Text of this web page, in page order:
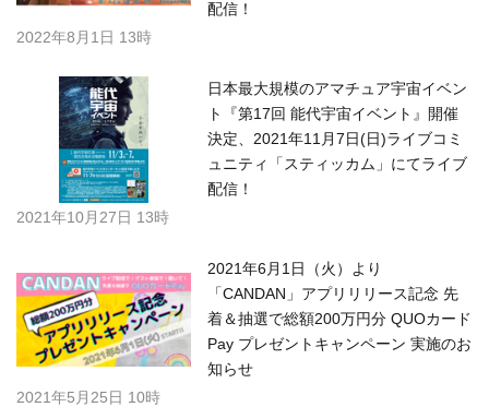
配信！
2022年8月1日 13時
日本最大規模のアマチュア宇宙イベン
ト『第17回 能代宇宙イベント』開催
決定、2021年11月7日(日)ライブコミ
ュニティ「スティッカム」にてライブ
配信！
2021年10月27日 13時
2021年6月1日（火）より
「CANDAN」アプリリリース記念 先
着＆抽選で総額200万円分 QUOカード
Pay プレゼントキャンペーン 実施のお
知らせ
2021年5月25日 10時